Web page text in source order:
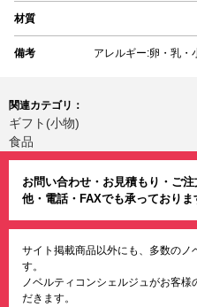
材質
備考 アレルギー:卵・乳・
関連カテゴリ：
ギフト(小物)
食品
お問い合わせ・お見積もり・ご
他・電話・FAXでも承っておりま
サイト掲載商品以外にも、多数のノ
す。
ノベルティコンシェルジュがお客
だきます。